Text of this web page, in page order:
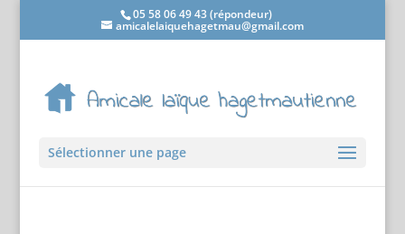
05 58 06 49 43 (répondeur)
amicalelaiquehagetmau@gmail.com
Sélectionner une page